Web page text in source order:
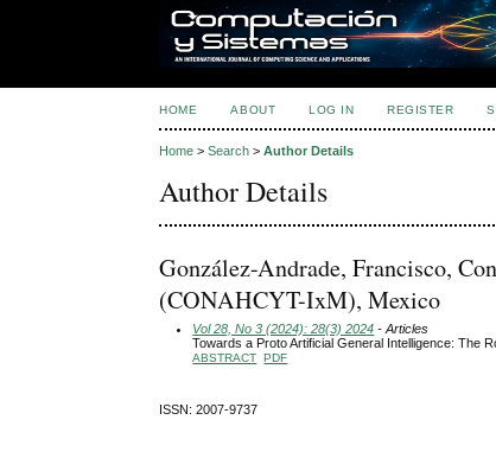
HOME ABOUT LOG IN REGISTER
Home >Search >Author Details
Author Details
González-Andrade, Francisco,
(CONAHCYT-IxM), Mexico
Vol 28, No 3 (2024): 28(3) 2024 - Articles
Towards a Proto Artificial General Intelligence: The
ABSTRACT PDF
ISSN: 2007-9737